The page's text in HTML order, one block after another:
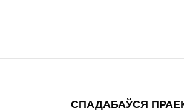
СПАДАБАЎСЯ